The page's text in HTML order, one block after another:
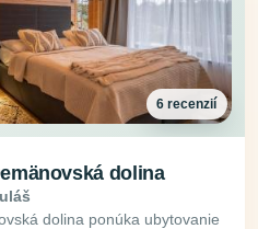
6 recenzií
dolina
dolina ponúka ubytovanie